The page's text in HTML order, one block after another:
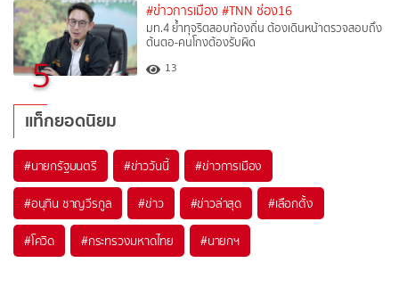
5
#ข่าวการเมือง #TNN ช่อง16
มท.4 ย้ำทุจริตสอบท้องถิ่น ต้องเดินหน้าตรวจสอบถึง
ต้นตอ-คนโกงต้องรับผิด
13
แท็กยอดนิยม
#นายกรัฐมนตรี #ข่าววันนี้ #ข่าวการเมือง
#อนุทิน ชาญวีรกูล #ข่าว #ข่าวล่าสุด #เลือกตั้ง
#โควิด #กระทรวงมหาดไทย #นายกฯ